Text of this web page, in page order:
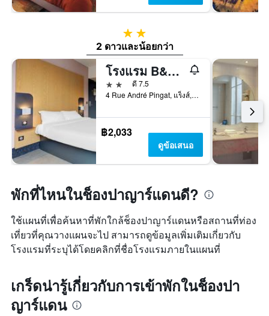
2 ดาว
2 ดาวและน้อยกว่า
โรงแรม B&B Reims Centre Gare
2 ดาว
ดี 7.5
4 Rue André Pingat, แร็งส์, มาร์น, ฝรั่งเศส
฿2,033
ดูข้อเสนอ
พักที่ไหนในช็องปาญาร์แดนดี?
ใช้แผนที่เพื่อค้นหาที่พักใกล้ช็องปาญาร์แดนหรือสถานที่ท่อง
เที่ยวที่คุณวางแผนจะไป สามารถดูข้อมูลเพิ่มเติมเกี่ยวกับ
โรงแรมที่ระบุได้โดยคลิกที่ชื่อโรงแรมภายในแผนที่
เกร็ดน่ารู้เกี่ยวกับการเข้าพักในช็องปา
ญาร์แดน